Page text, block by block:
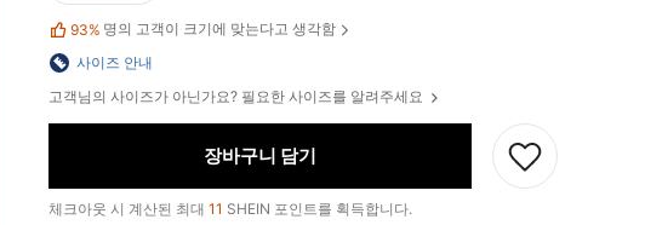
93% 명의 고객이 크기에 맞는다고 생각함
사이즈 안내
고객님의 사이즈가 아닌가요? 필요한 사이즈를 알려주세요
장바구니 담기
체크아웃 시 계산된 최대 11 SHEIN 포인트를 획득합니다.